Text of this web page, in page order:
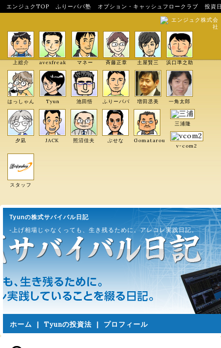
エンジュクTOP ふりーパパ塾 オプション・キャッシュフロークラブ
投資
エンジュク株式会
社
上総介 avexfreak マネー 斉藤正章 土屋賢三 浜口準之助
はっしゃん Tyun 池田悟 ふりーパパ 増田丞美 一角太郎
夕凪 JACK 照沼佳夫 ぶせな Gomatarou
三浦隆
v-com2
スタッフ
Tyunの株式サバイバル日記
-上げ相場じゃなくっても、生き残るために。アレコレ実践日記。
ホーム | Tyunの投資法 | プロフィール